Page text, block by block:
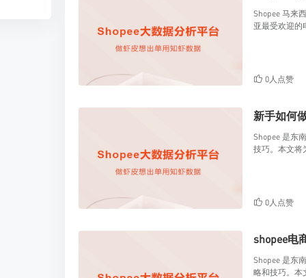
Shopee 马来
亚最受欢迎的
0人点赞
新手如何
Shopee 是东
技巧。本文将
0人点赞
shopee电
Shopee 是东
略和技巧。本